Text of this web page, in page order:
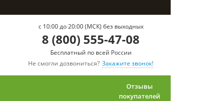
c 10:00 до 20:00 (МСК) без выходных
8 (800) 555-47-08
Бесплатный по всей России
Не смогли дозвониться? Закажите звонок!
Отзывы
покупателей